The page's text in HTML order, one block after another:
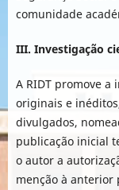
comunidade
III. Investigação
A RIDT promove
originais e
divulgados,
publicação inicial
o autor a
menção à anterior